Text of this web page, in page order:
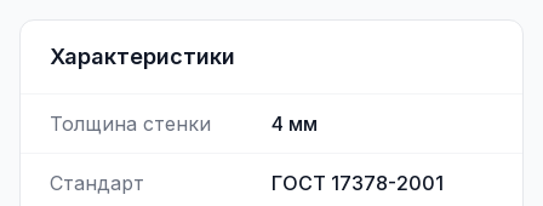
Характеристики
Толщина стенки 4 мм
Стандарт ГОСТ 17378-2001